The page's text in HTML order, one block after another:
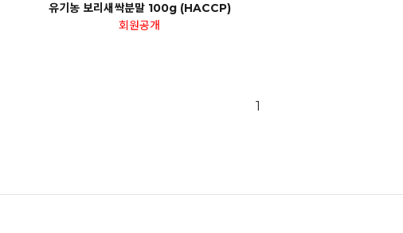
유기농 보리새싹분말 100g (HACCP)
회원공개
1